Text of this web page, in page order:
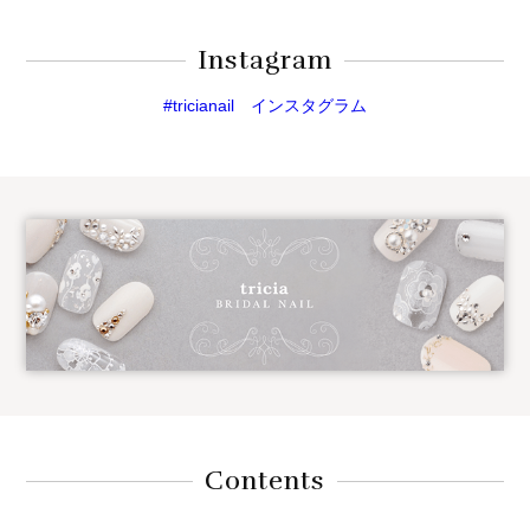
Instagram
#tricianail インスタグラム
Contents